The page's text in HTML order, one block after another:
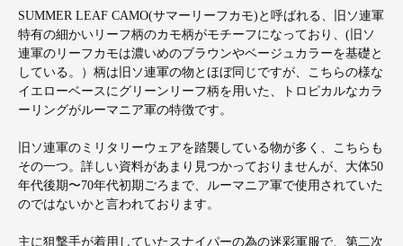
SUMMER LEAF CAMO(サマーリーフカモ)と呼ばれる、旧ソ連軍
特有の細かいリーフ柄のカモ柄がモチーフになっており、(旧ソ
連軍のリーフカモは濃いめのブラウンやベージュカラーを基礎と
している。）柄は旧ソ連軍の物とほぼ同じですが、こちらの様な
イエローベースにグリーンリーフ柄を用いた、トロピカルなカラ
ーリングがルーマニア軍の特徴です。
旧ソ連軍のミリタリーウェアを踏襲している物が多く、こちらも
その一つ。詳しい資料があまり見つかっておりませんが、大体50
年代後期〜70年代初期ごろまで、ルーマニア軍で使用されていた
のではないかと言われております。
主に狙撃手が着用していたスナイパーの為の迷彩軍服で、第二次